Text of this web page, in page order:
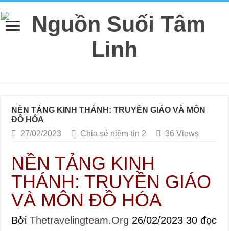
NỀN TẢNG KINH THÁNH: TRUYỀN GIÁO VÀ MÔN
ĐỒ HÓA
27/02/2023
Chia sẻ niềm-tin 2 36 Views
NỀN TẢNG KINH
THÁNH: TRUYỀN GIÁO
VÀ MÔN ĐỒ HÓA
BởiThetravelingteam.Org 26/02/2023 30 đọc